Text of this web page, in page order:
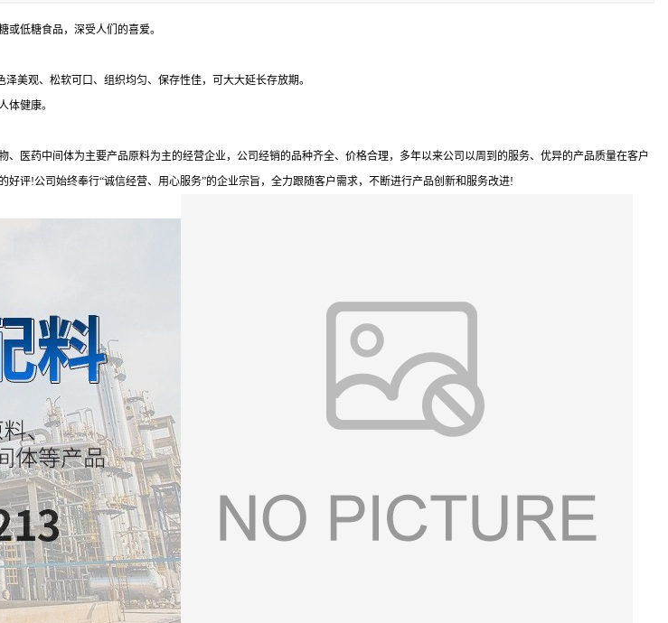
低糖食品，深受人们的喜爱。
美观、松软可口、组织均匀、保存性佳，可大大延长存放期。
体健康。
医药中间体为主要产品原料为主的经营企业，公司经销的品种齐全、价格合理，多年以来公司以周到的服务、优异的产品质量在客户
评!公司始终奉行“诚信经营、用心服务”的企业宗旨，全力跟随客户需求，不断进行产品创新和服务改进!